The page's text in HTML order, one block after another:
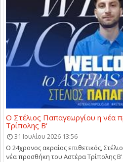
Ο Στέλιος Παπαγεωργίου η νέα
Τρίπολης Β'
31 Ιουλίου 2026 13:56
Ο 24χρονος ακραίος επιθετικός,
νέα προσθήκη του Αστέρα Τρίπολης